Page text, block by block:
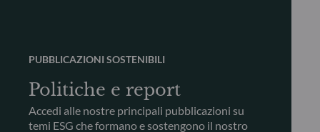
PUBBLICAZIONI SOSTENIBILI
Politiche e report
Accedi alle nostre principali pubblicazioni su
temi ESG che formano e sostengono il nostro